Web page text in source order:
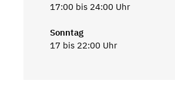
17:00 bis 24:00 Uhr
Sonntag
17 bis 22:00 Uhr